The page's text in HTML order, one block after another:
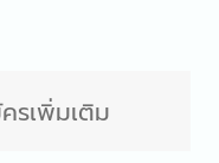
รเพิ่มเติม